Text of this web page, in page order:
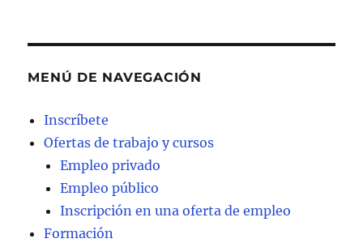
MENÚ DE NAVEGACIÓN
Inscríbete
Ofertas de trabajo y cursos
Empleo privado
Empleo público
Inscripción en una oferta de empleo
Formación